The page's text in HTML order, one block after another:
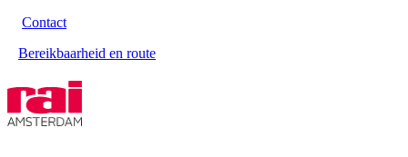
Contact
Bereikbaarheid en route